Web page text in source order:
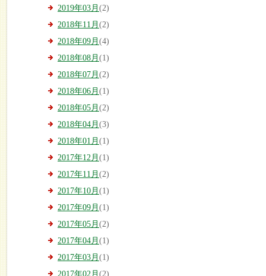
2019年03月 (2)
2018年11月 (2)
2018年09月 (4)
2018年08月 (1)
2018年07月 (2)
2018年06月 (1)
2018年05月 (2)
2018年04月 (3)
2018年01月 (1)
2017年12月 (1)
2017年11月 (2)
2017年10月 (1)
2017年09月 (1)
2017年05月 (2)
2017年04月 (1)
2017年03月 (1)
2017年02月 (2)